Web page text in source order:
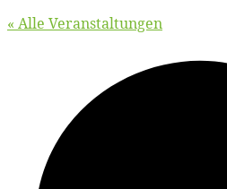
« Alle Veranstaltungen